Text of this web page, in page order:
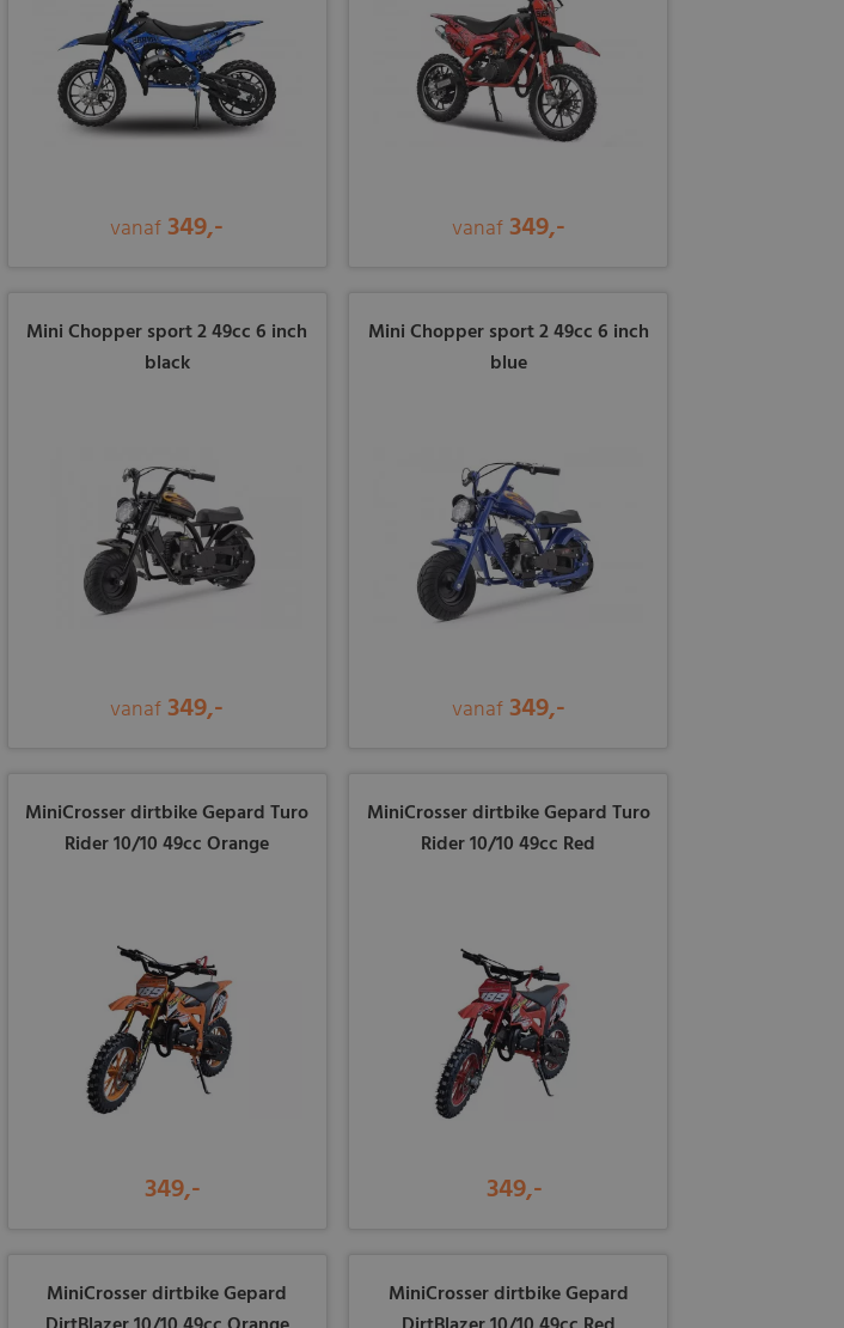
vanaf349,- vanaf349,-
Mini Chopper sport 2 49cc 6 inch
black
vanaf349,-
Mini Chopper sport 2 49cc 6 inch
blue
vanaf349,-
MiniCrosser dirtbike Gepard Turo
Rider 10/10 49cc Orange
349,-
MiniCrosser dirtbike Gepard Turo
Rider 10/10 49cc Red
349,-
MiniCrosser dirtbike Gepard
MiniCrosser dirtbike Gepard